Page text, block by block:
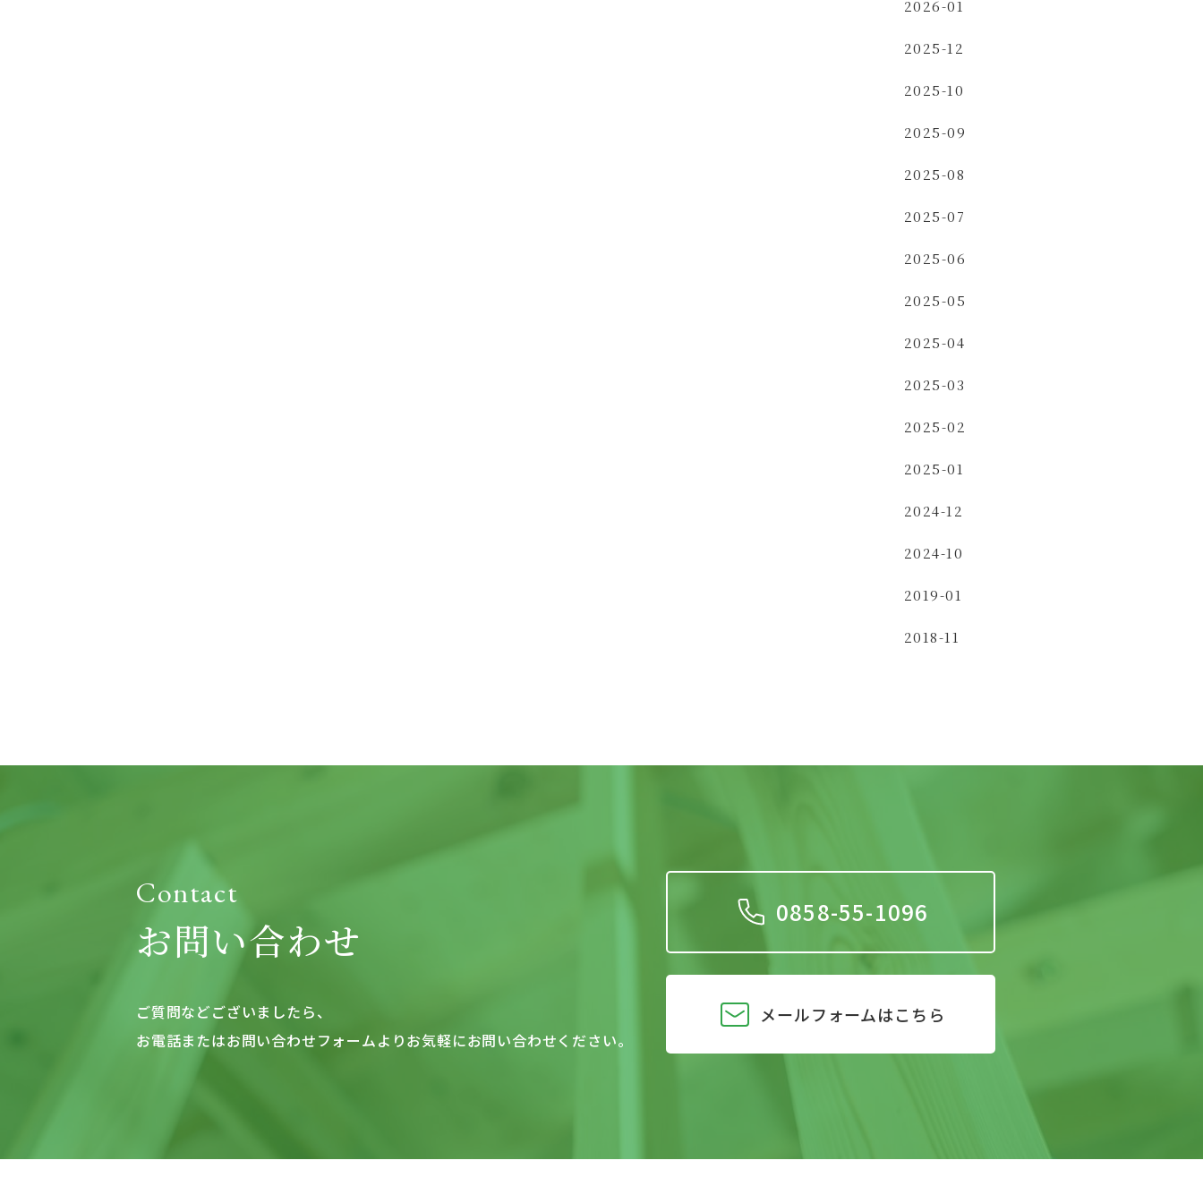
2026-01
2025-12
2025-10
2025-09
2025-08
2025-07
2025-06
2025-05
2025-04
2025-03
2025-02
2025-01
2024-12
2024-10
2019-01
2018-11
Contact
お問い合わせ
ご質問などございましたら、
お電話またはお問い合わせフォームよりお気軽にお問い合わせください。
0858-55-1096
メールフォームはこちら